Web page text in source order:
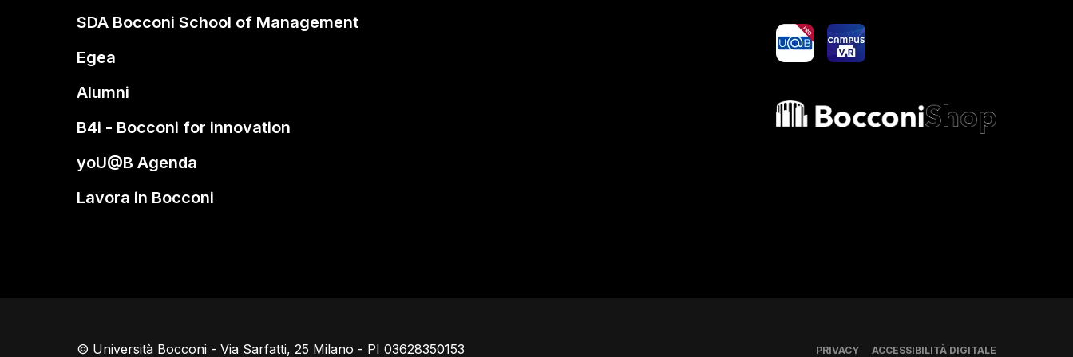
SDA Bocconi School of Management
Egea
Alumni
B4i - Bocconi for innovation
yoU@B Agenda
Lavora in Bocconi
yoU@B Campus VR
Bocconi shop
© Università Bocconi - Via Sarfatti, 25 Milano - PI 03628350153 PRIVACY ACCESSIBILITÀ DIGITALE